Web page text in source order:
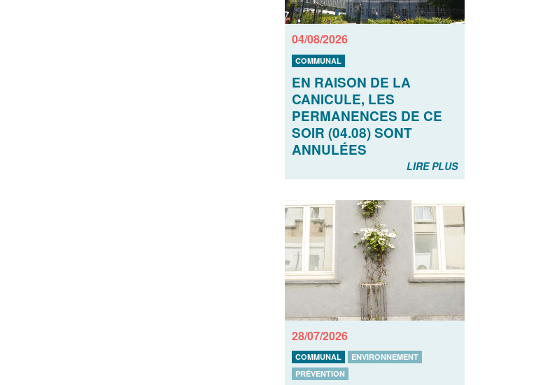
04/08/2026
COMMUNAL
EN RAISON DE LA
CANICULE, LES
PERMANENCES DE CE
SOIR (04.08) SONT
ANNULÉES
LIRE PLUS
28/07/2026
COMMUNAL
ENVIRONNEMENT
PRÉVENTION